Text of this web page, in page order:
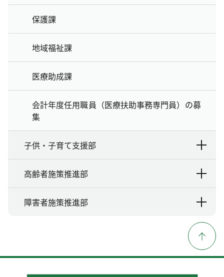
保護課
地域福祉課
医療助成課
会計年度任用職員（医療扶助事務専門員）の募
集
子供・子育て支援部
高齢者施策推進部
障害者施策推進部